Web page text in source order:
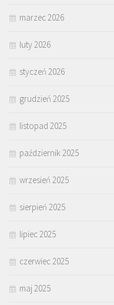
marzec 2026
luty 2026
styczeń 2026
grudzień 2025
listopad 2025
październik 2025
wrzesień 2025
sierpień 2025
lipiec 2025
czerwiec 2025
maj 2025